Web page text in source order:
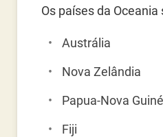
Os países da Oceania
Austrália
Nova Zelândia
Papua-Nova Guiné
Fiji